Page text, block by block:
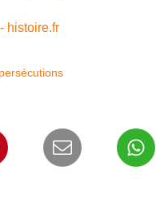
histoire.fr